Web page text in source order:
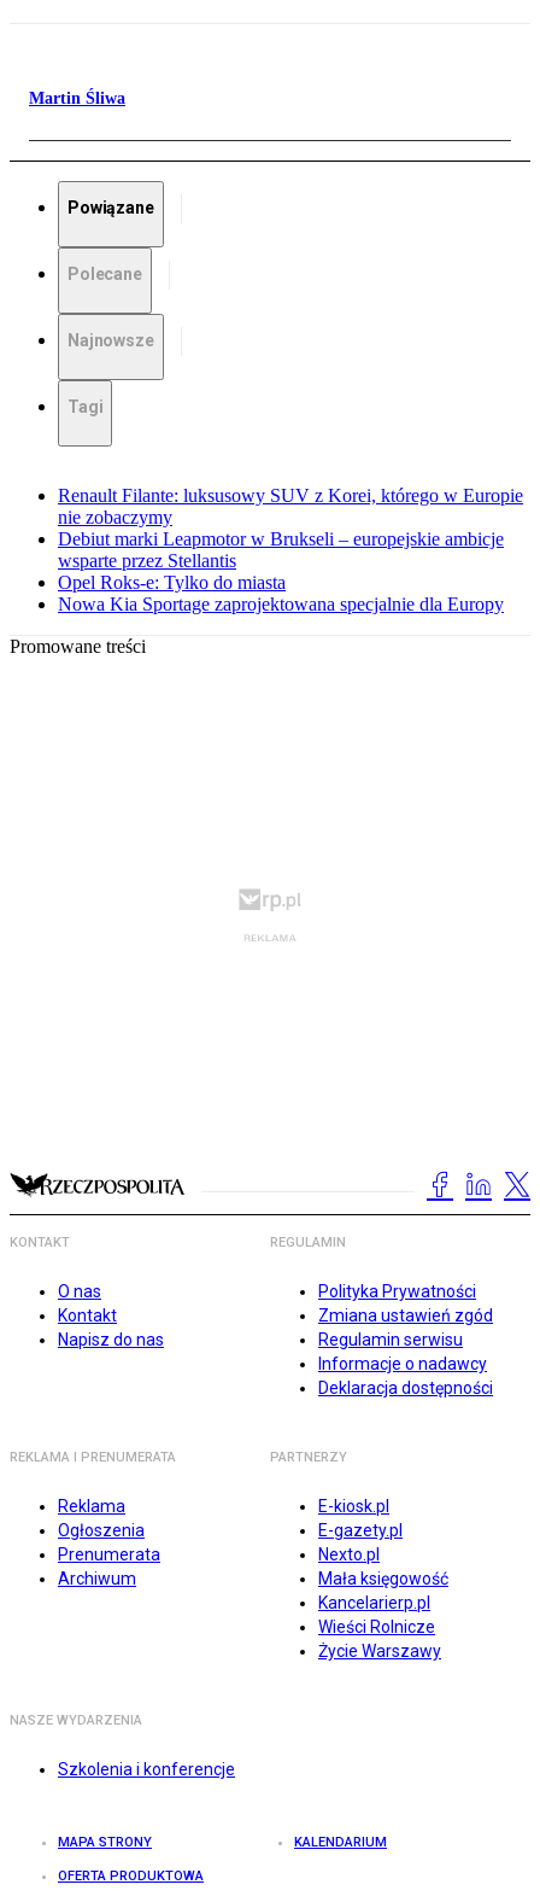
Martin Śliwa
Powiązane
Polecane
Najnowsze
Tagi
Renault Filante: luksusowy SUV z Korei, którego w Europie
nie zobaczymy
Debiut marki Leapmotor w Brukseli – europejskie ambicje
wsparte przez Stellantis
Opel Roks-e: Tylko do miasta
Nowa Kia Sportage zaprojektowana specjalnie dla Europy
Promowane treści
KONTAKT
O nas
Kontakt
Napisz do nas
REGULAMIN
Polityka Prywatności
Zmiana ustawień zgód
Regulamin serwisu
Informacje o nadawcy
Deklaracja dostępności
REKLAMA I PRENUMERATA
Reklama
Ogłoszenia
Prenumerata
Archiwum
PARTNERZY
E-kiosk.pl
E-gazety.pl
Nexto.pl
Mała księgowość
Kancelarierp.pl
Wieści Rolnicze
Życie Warszawy
NASZE WYDARZENIA
Szkolenia i konferencje
MAPA STRONY KALENDARIUM
OFERTA PRODUKTOWA